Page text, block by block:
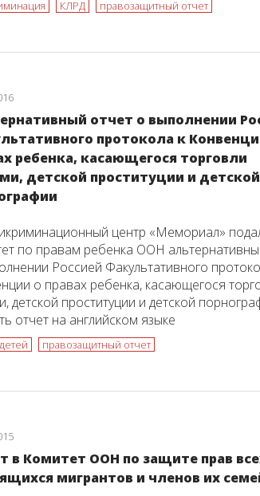
КЛРД правозащитный отчет
отчет о выполнении
протокола к
ребенка, касающегося торговли
детской проституции и детской
центр «Мемориал»
по правам ребенка ООН
Россией Факультативного
о правах ребенка, касающегося
детской проституции и детской
отчет на английском языке
правозащитный отчет
в Комитет ООН по защите прав
мигрантов и членов их